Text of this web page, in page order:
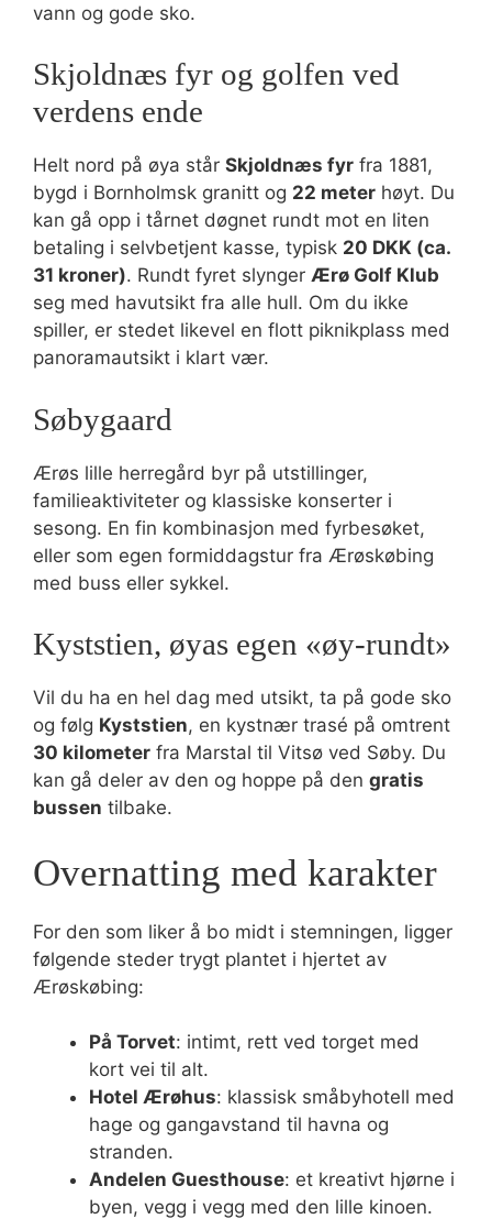
vann og gode sko.
Skjoldnæs fyr og golfen ved
verdens ende
Helt nord på øya står Skjoldnæs fyr fra 1881,
bygd i Bornholmsk granitt og 22 meter høyt. Du
kan gå opp i tårnet døgnet rundt mot en liten
betaling i selvbetjent kasse, typisk 20 DKK (ca.
31 kroner). Rundt fyret slynger Ærø Golf Klub
seg med havutsikt fra alle hull. Om du ikke
spiller, er stedet likevel en flott piknikplass med
panoramautsikt i klart vær.
Søbygaard
Ærøs lille herregård byr på utstillinger,
familieaktiviteter og klassiske konserter i
sesong. En fin kombinasjon med fyrbesøket,
eller som egen formiddagstur fra Ærøskøbing
med buss eller sykkel.
Kyststien, øyas egen «øy-rundt»
Vil du ha en hel dag med utsikt, ta på gode sko
og følg Kyststien, en kystnær trasé på omtrent
30 kilometer fra Marstal til Vitsø ved Søby. Du
kan gå deler av den og hoppe på den gratis
bussen tilbake.
Overnatting med karakter
For den som liker å bo midt i stemningen, ligger
følgende steder trygt plantet i hjertet av
Ærøskøbing:
På Torvet: intimt, rett ved torget med
kort vei til alt.
Hotel Ærøhus: klassisk småbyhotell med
hage og gangavstand til havna og
stranden.
Andelen Guesthouse: et kreativt hjørne i
byen, vegg i vegg med den lille kinoen.